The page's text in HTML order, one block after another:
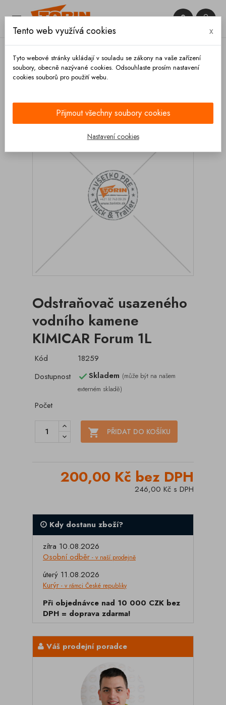
 

Odstraňovač usazeného
vodního kamene
KIMICAR Forum 1L
Kód
18259
Dostupnost
Skladem (může být na našem
externém skladě)
Počet
 PŘIDAT DO KOŠÍKU
200,00 Kč bez DPH
246,00 Kč s DPH
Kdy dostanu zboží?
zítra 10.08.2026
Osobní odběr - v naší prodejně
úterý 11.08.2026
Kurýr - v rámci České republiky
Při objednávce nad 10 000 CZK bez
DPH = doprava zdarma!
Váš prodejní poradce
Tento web využívá cookies x
Tyto webové stránky ukládají v souladu se zákony na vaše zařízení
soubory, obecně nazývané cookies. Odsouhlaste prosím nastavení
cookies souborů pro použití webu.
Přijmout všechny soubory cookies
Nastavení cookies